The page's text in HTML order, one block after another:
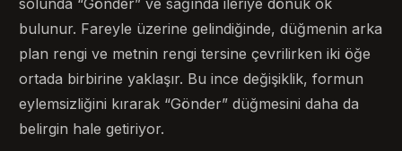
solunda “Gönder” ve sağında ileriye dönük ok
bulunur. Fareyle üzerine gelindiğinde, düğmenin arka
plan rengi ve metnin rengi tersine çevrilirken iki öğe
ortada birbirine yaklaşır. Bu ince değişiklik, formun
eylemsizliğini kırarak “Gönder” düğmesini daha da
belirgin hale getiriyor.